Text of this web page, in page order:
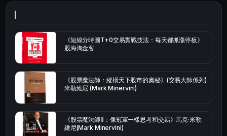
《短線分時圖T+0交易實戰技法：每天都抓漲停板》
股海淘金客
《股票魔法師：縱橫天下股市的奧秘》(交易大師係列)
米勒維尼 (Mark Minervini)
《股票魔法師Ⅱ：像冠軍一樣思考和交易》馬克·米勒
維尼(Mark Minervini)